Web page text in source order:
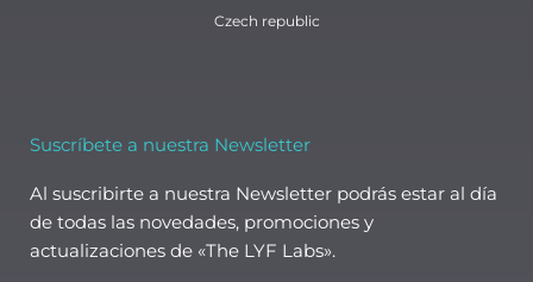
Czech republic
Suscríbete a nuestra Newsletter
Al suscribirte a nuestra Newsletter podrás estar al día
de todas las novedades, promociones y
actualizaciones de «The LYF Labs».